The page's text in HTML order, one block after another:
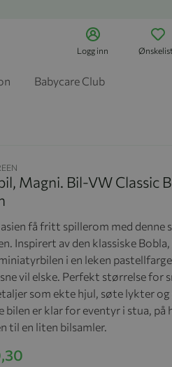
Logg inn
Babycare Club
Magni. Bil-VW Classic
få fritt spillerom med denne
Inspirert av den klassiske
i en leken
vil elske. Perfekt størrelse for
som ekte hjul, søte lykter
bilen er klar for eventyr i stua, på
til en liten bilsamler.